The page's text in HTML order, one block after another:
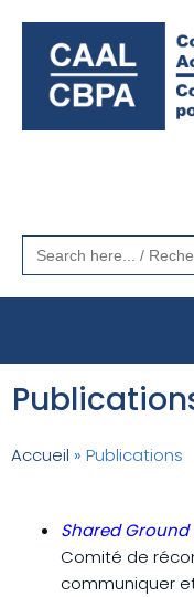
Search
for:
Accueil » Publications
Shared Ground
Comité de
communiquer